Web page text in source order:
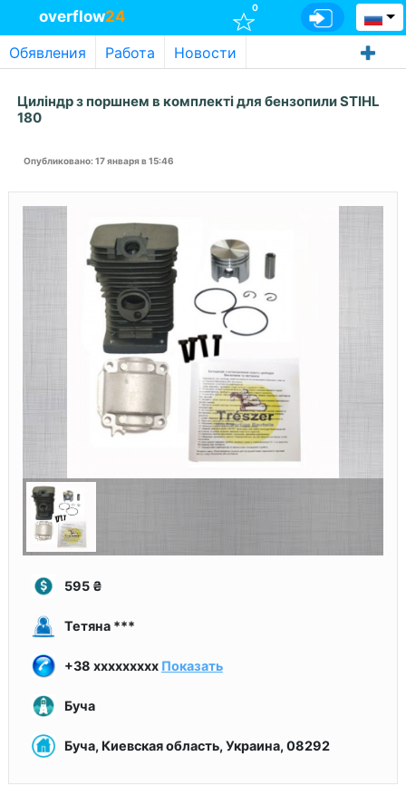
overflow24 0
Обявления Работа Новости
Циліндр з поршнем в комплекті для бензопили STIHL
180
Опубликовано: 17 января в 15:46
595 ₴
Тетяна ***
+38 xxxxxxxxx Показать
Буча
Буча, Киевская область, Украина, 08292